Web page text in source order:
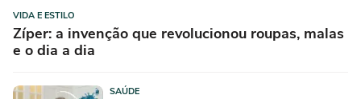
VIDA E ESTILO
Zíper: a invenção que revolucionou roupas, malas
e o dia a dia
SAÚDE